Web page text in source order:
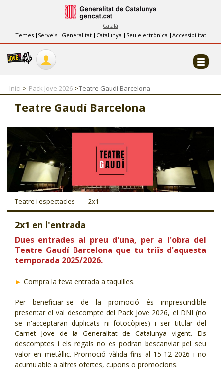
Català
Temes
Serveis Generalitat Catalunya Seu electrònica Accessibilitat
INFORMACIÓ
FES-TE EL CJ
COL·LABORADORS
CJ ADOLESCENTS
CJ EMANCIPACIÓ
CJ SALUT
CJ INTERNACIONAL
T'INTERESSA #SOMJOVES
Inici Pack Jove 2026 Teatre Gaudí Barcelona
Teatre Gaudí Barcelona
Teatre i espectacles 2x1
2x1 en l'entrada
Dues entrades al preu d'una, per a l'obra del
Teatre Gaudí Barcelona que tu triïs d'aquesta
temporada 2025/2026.
► Compra la teva entrada a taquilles.
Per beneficiar-se de la promoció és imprescindible
presentar el val descompte del Pack Jove 2026, el DNI (no
se n'acceptaran duplicats ni fotocòpies) i ser titular del
Carnet Jove de la Generalitat de Catalunya vigent. Els
descomptes i els regals no es podran bescanviar pel seu
valor en metàl·lic. Promoció vàlida fins al 15-12-2026 i no
acumulable a altres ofertes, cupons o promocions.